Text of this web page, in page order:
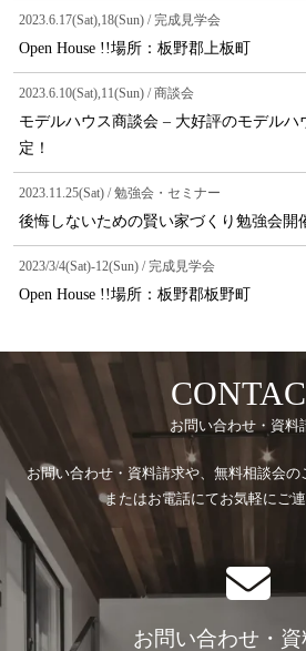
2023.6.17(Sat),18(Sun) / 完成見学会
Open House !!場所：板野郡上板町
2023.6.10(Sat),11(Sun) / 商談会
モデルハウス商談会 – 大好評のモデルハ
定！
2023.11.25(Sat) / 勉強会・セミナー
後悔しないための賢い家づくり勉強会開
2023/3/4(Sat)-12(Sun) / 完成見学会
Open House !!場所：板野郡板野町
お問い合わせ・資料
お問い合わせ・資料請求や、無料相談会の
またはお電話にてお気軽にご連
お問い合わせ・